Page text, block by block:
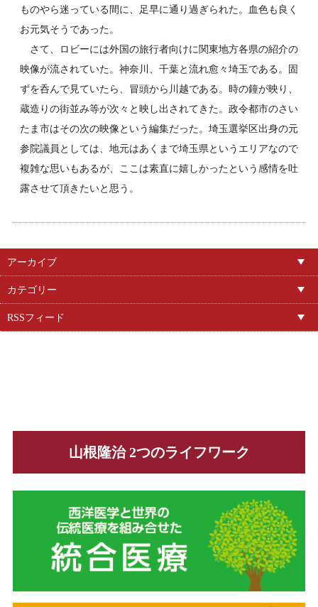
ものやら迷っている間に、足早に通り過ぎられた。血色も良く
お元気そうであった。
さて、ロビーには外国の旅行者向けに関東地方各県の紹介の
映像が流されていた。神奈川、千葉と流れ愈々埼玉である。固
ずを呑んで見ていたら、冒頭から川越である。時の鐘が映り、
蔵造りの街並み等が次々と映し出されてきた。政令都市のさい
たま市はその次の映像という編集だった。埼玉選挙区出身の元
参院議員としては、地元はあくまで埼玉県というエリアなので
複雑な思いもあるが、ここは素直に嬉しかったという感情を吐
露させて頂きたいと思う。
アーカイブ
カテゴリー
RSSフィード
山根隆治 2つのライフワーク